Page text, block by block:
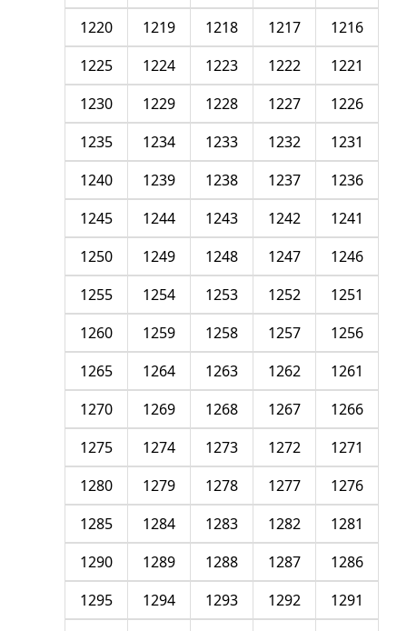
1216
1217
1218
1219
1220
1221
1222
1223
1224
1225
1226
1227
1228
1229
1230
1231
1232
1233
1234
1235
1236
1237
1238
1239
1240
1241
1242
1243
1244
1245
1246
1247
1248
1249
1250
1251
1252
1253
1254
1255
1256
1257
1258
1259
1260
1261
1262
1263
1264
1265
1266
1267
1268
1269
1270
1271
1272
1273
1274
1275
1276
1277
1278
1279
1280
1281
1282
1283
1284
1285
1286
1287
1288
1289
1290
1291
1292
1293
1294
1295